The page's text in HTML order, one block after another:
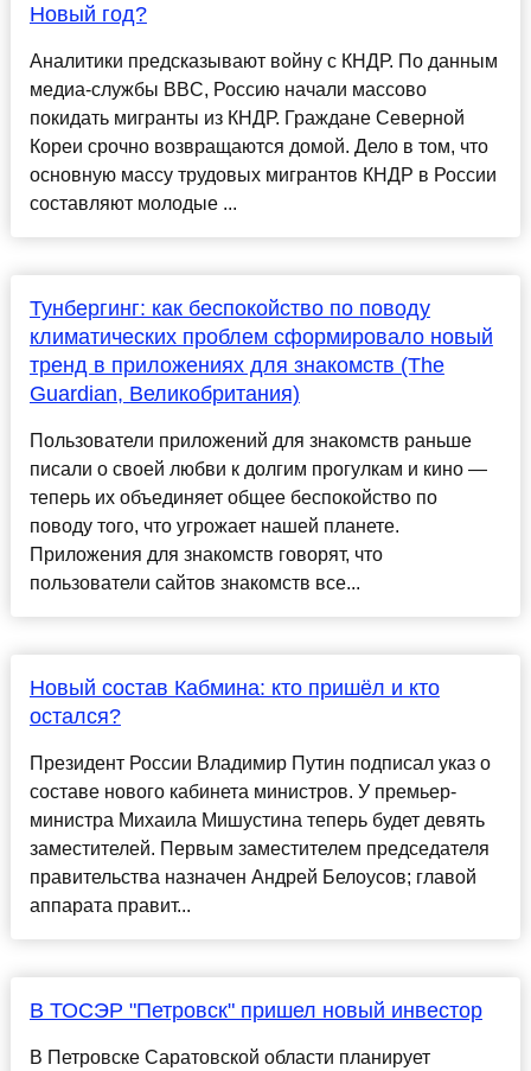
Новый год?
Аналитики предсказывают войну с КНДР. По данным
медиа-службы BBC, Россию начали массово
покидать мигранты из КНДР. Граждане Северной
Кореи срочно возвращаются домой. Дело в том, что
основную массу трудовых мигрантов КНДР в России
составляют молодые ...
Тунбергинг: как беспокойство по поводу
климатических проблем сформировало новый
тренд в приложениях для знакомств (The
Guardian, Великобритания)
Пользователи приложений для знакомств раньше
писали о своей любви к долгим прогулкам и кино —
теперь их объединяет общее беспокойство по
поводу того, что угрожает нашей планете.
Приложения для знакомств говорят, что
пользователи сайтов знакомств все...
Новый состав Кабмина: кто пришёл и кто
остался?
Президент России Владимир Путин подписал указ о
составе нового кабинета министров. У премьер-
министра Михаила Мишустина теперь будет девять
заместителей. Первым заместителем председателя
правительства назначен Андрей Белоусов; главой
аппарата правит...
В ТОСЭР "Петровск" пришел новый инвестор
В Петровске Саратовской области планирует